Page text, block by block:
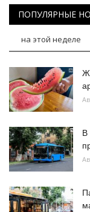
ПОПУЛЯРНЫЕ
на этой неделе
В